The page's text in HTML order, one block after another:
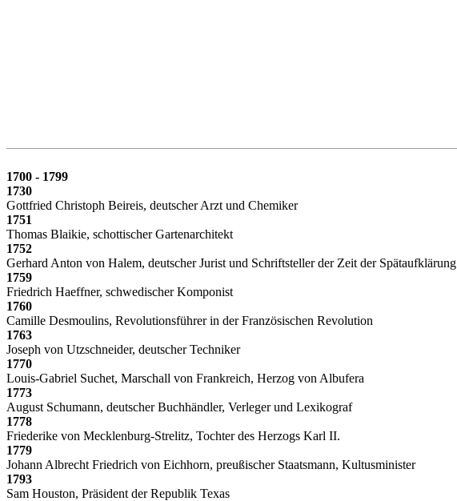
1700 - 1799
1730
Gottfried Christoph Beireis, deutscher Arzt und Chemiker
1751
Thomas Blaikie, schottischer Gartenarchitekt
1752
Gerhard Anton von Halem, deutscher Jurist und Schriftsteller der Zeit der Spätaufklärung
1759
Friedrich Haeffner, schwedischer Komponist
1760
Camille Desmoulins, Revolutionsführer in der Französischen Revolution
1763
Joseph von Utzschneider, deutscher Techniker
1770
Louis-Gabriel Suchet, Marschall von Frankreich, Herzog von Albufera
1773
August Schumann, deutscher Buchhändler, Verleger und Lexikograf
1778
Friederike von Mecklenburg-Strelitz, Tochter des Herzogs Karl II.
1779
Johann Albrecht Friedrich von Eichhorn, preußischer Staatsmann, Kultusminister
1793
Sam Houston, Präsident der Republik Texas